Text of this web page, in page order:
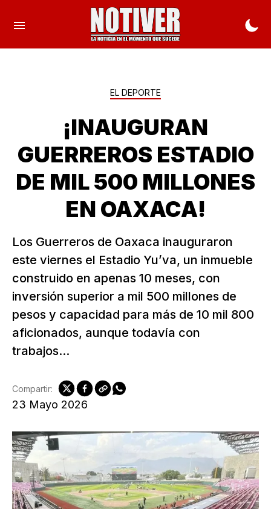
EL DEPORTE
¡INAUGURAN
GUERREROS ESTADIO
DE MIL 500 MILLONES
EN OAXACA!
Los Guerreros de Oaxaca inauguraron
este viernes el Estadio Yu’va, un inmueble
construido en apenas 10 meses, con
inversión superior a mil 500 millones de
pesos y capacidad para más de 10 mil 800
aficionados, aunque todavía con
trabajos...
23 Mayo 2026
Compartir: